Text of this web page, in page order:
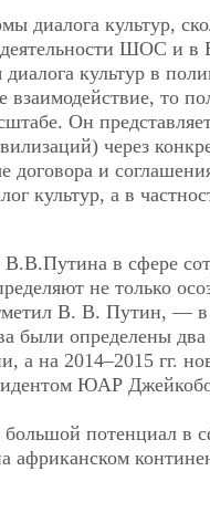
диалога культур,
деятельности ШОС и
культур в
то
Он
через
договора и
культур, а в
в сфере
не только
В. В. Путин, — в
были определены
а на 2014–2015 гг.
ЮАР
потенциал в
африканском